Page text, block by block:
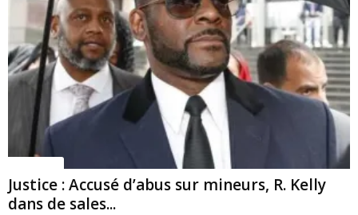
Justice : Accusé d’abus sur mineurs, R. Kelly
dans de sales...